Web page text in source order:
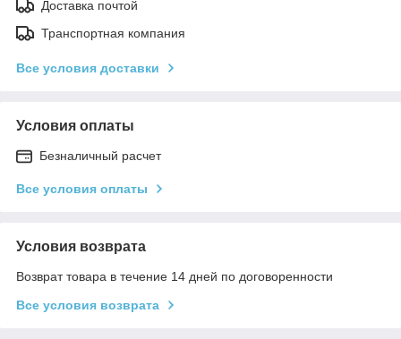
Доставка почтой
Транспортная компания
Все условия доставки
Условия оплаты
Безналичный расчет
Все условия оплаты
Условия возврата
Возврат товара в течение 14 дней по договоренности
Все условия возврата